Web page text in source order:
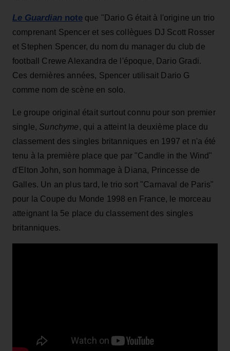
Le Guardian note que "Dario G était à l'origine un trio
comprenant Spencer et ses collègues DJ Scott Rosser
et Stephen Spencer, du nom du manager du club de
football Crewe Alexandra de l'époque, Dario Gradi.
Ces dernières années, Spencer utilisait Dario G
comme nom de scène en solo.
Le groupe original était surtout connu pour son premier
single, Sunchyme, qui a atteint la deuxième place du
classement des singles britanniques en 1997 et n'a été
tenu à la première place que par "Candle in the Wind"
d'Elton John, son hommage à Diana, Princesse de
Galles. Un an plus tard, le trio sort "Carnaval de Paris"
pour la Coupe du Monde 1998 en France, le morceau
atteignant la 5e place du classement des singles
britanniques.